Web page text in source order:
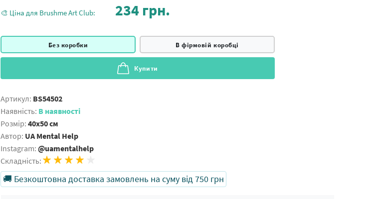
🎨 Ціна для Brushme Art Club: 234 грн.
Без коробки В фірмовій коробці
Купити
Артикул: BS54502
Наявність: В наявності
Розмір: 40x50 см
Автор: UA Mental Help
Instagram: @uamentalhelp
Складність:
🚚 Безкоштовна доставка замовлень на суму від 750 грн